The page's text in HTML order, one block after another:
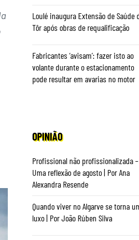
Loulé inaugura Extensão de Saúde
Tôr após obras de requalificação
Fabricantes ‘avisam’: fazer isto ao
volante durante o estacionamento
pode resultar em avarias no motor
OPINIÃO
Profissional não profissionalizada –
Uma reflexão de agosto | Por Ana
Alexandra Resende
Quando viver no Algarve se torna
luxo | Por João Rúben Silva